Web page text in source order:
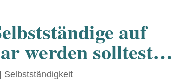
auf
werden solltest…
| Selbstständigkeit